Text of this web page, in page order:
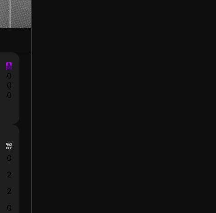
0
0
0
0
2
2
0